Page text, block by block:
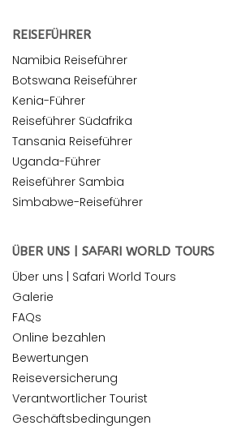
REISEFÜHRER
Namibia Reiseführer
Botswana Reiseführer
Kenia-Führer
Reiseführer Südafrika
Tansania Reiseführer
Uganda-Führer
Reiseführer Sambia
Simbabwe-Reiseführer
ÜBER UNS | SAFARI WORLD TOURS
Über uns | Safari World Tours
Galerie
FAQs
Online bezahlen
Bewertungen
Reiseversicherung
Verantwortlicher Tourist
Geschäftsbedingungen